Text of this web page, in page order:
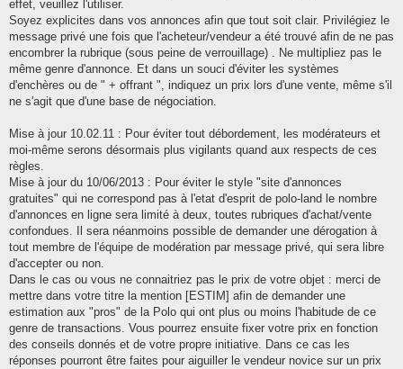
effet, veuillez l'utiliser.
Soyez explicites dans vos annonces afin que tout soit clair. Privilégiez le
message privé une fois que l'acheteur/vendeur a été trouvé afin de ne pas
encombrer la rubrique (sous peine de verrouillage) . Ne multipliez pas le
même genre d'annonce. Et dans un souci d'éviter les systèmes
d'enchères ou de " + offrant ", indiquez un prix lors d'une vente, même s'il
ne s'agit que d'une base de négociation.
Mise à jour 10.02.11 : Pour éviter tout débordement, les modérateurs et
moi-même serons désormais plus vigilants quand aux respects de ces
règles.
Mise à jour du 10/06/2013 : Pour éviter le style "site d'annonces
gratuites" qui ne correspond pas à l'etat d'esprit de polo-land le nombre
d'annonces en ligne sera limité à deux, toutes rubriques d'achat/vente
confondues. Il sera néanmoins possible de demander une dérogation à
tout membre de l'équipe de modération par message privé, qui sera libre
d'accepter ou non.
Dans le cas ou vous ne connaitriez pas le prix de votre objet : merci de
mettre dans votre titre la mention [ESTIM] afin de demander une
estimation aux "pros" de la Polo qui ont plus ou moins l'habitude de ce
genre de transactions. Vous pourrez ensuite fixer votre prix en fonction
des conseils donnés et de votre propre initiative. Dans ce cas les
réponses pourront être faites pour aiguiller le vendeur novice sur un prix